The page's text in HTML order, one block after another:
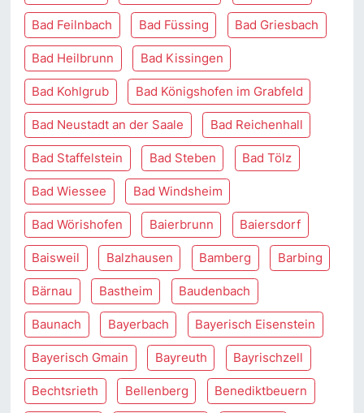
Bad Feilnbach Bad Füssing Bad Griesbach
Bad Heilbrunn Bad Kissingen
Bad Kohlgrub Bad Königshofen im Grabfeld
Bad Neustadt an der Saale Bad Reichenhall
Bad Staffelstein Bad Steben Bad Tölz
Bad Wiessee Bad Windsheim
Bad Wörishofen Baierbrunn Baiersdorf
Baisweil Balzhausen Bamberg Barbing
Bärnau Bastheim Baudenbach
Baunach Bayerbach Bayerisch Eisenstein
Bayerisch Gmain Bayreuth Bayrischzell
Bechtsrieth Bellenberg Benediktbeuern